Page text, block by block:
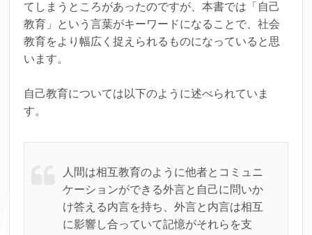
てしまうところがあったのですが、本書では「自己
教育」という言葉がキーワードになることで、社会
教育をより幅広く捉えられるものになっていると思
います。
自己教育については以下のように述べられていま
す。
人間は相互教育のように他者とコミュニ
ケーションができる外言と自己に問いか
け答える内言を持ち、外言と内言は相互
に影響し合っていて記憶がそれらを支